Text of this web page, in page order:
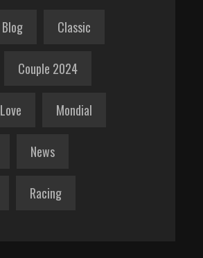
Blog Classic
Couple 2024
Love Mondial
News
Racing